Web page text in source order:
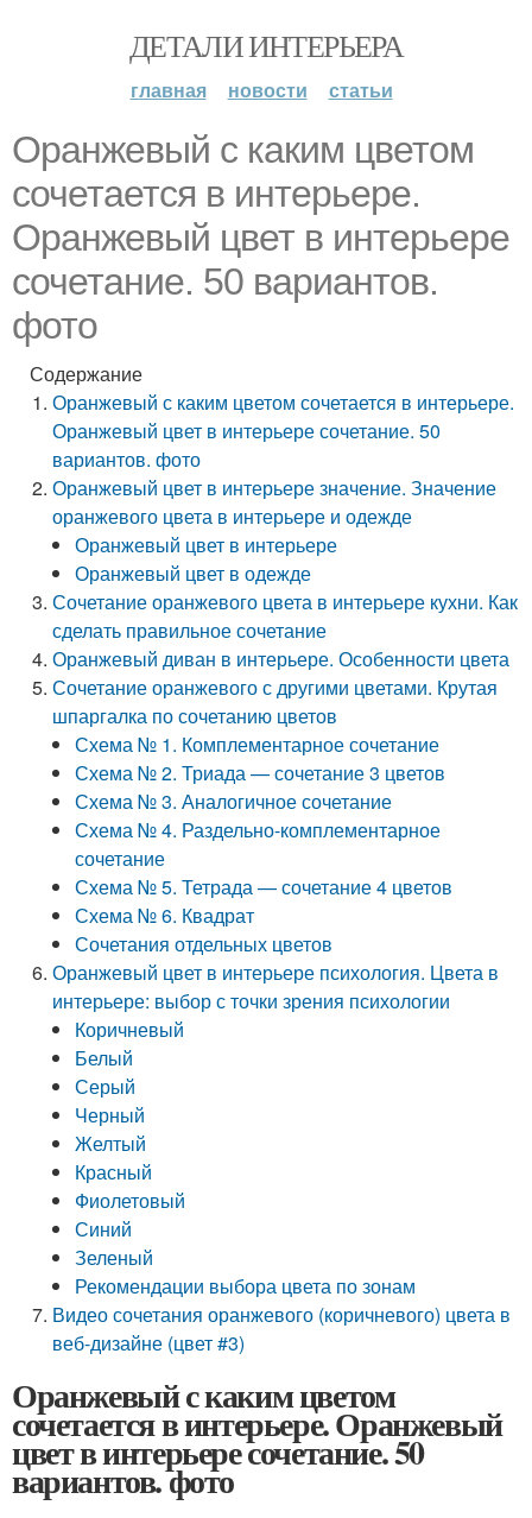
ДЕТАЛИ ИНТЕРЬЕРА
главная новости статьи
Оранжевый с каким цветом
сочетается в интерьере.
Оранжевый цвет в интерьере
сочетание. 50 вариантов.
фото
Содержание
Оранжевый с каким цветом сочетается в интерьере.
Оранжевый цвет в интерьере сочетание. 50
вариантов. фото
Оранжевый цвет в интерьере значение. Значение
оранжевого цвета в интерьере и одежде
Оранжевый цвет в интерьере
Оранжевый цвет в одежде
Сочетание оранжевого цвета в интерьере кухни. Как
сделать правильное сочетание
Оранжевый диван в интерьере. Особенности цвета
Сочетание оранжевого с другими цветами. Крутая
шпаргалка по сочетанию цветов
Схема № 1. Комплементарное сочетание
Схема № 2. Триада — сочетание 3 цветов
Схема № 3. Аналогичное сочетание
Схема № 4. Раздельно-комплементарное
сочетание
Схема № 5. Тетрада — сочетание 4 цветов
Схема № 6. Квадрат
Сочетания отдельных цветов
Оранжевый цвет в интерьере психология. Цвета в
интерьере: выбор с точки зрения психологии
Коричневый
Белый
Серый
Черный
Желтый
Красный
Фиолетовый
Синий
Зеленый
Рекомендации выбора цвета по зонам
Видео сочетания оранжевого (коричневого) цвета в
веб-дизайне (цвет #3)
Оранжевый с каким цветом
сочетается в интерьере. Оранжевый
цвет в интерьере сочетание. 50
вариантов. фото